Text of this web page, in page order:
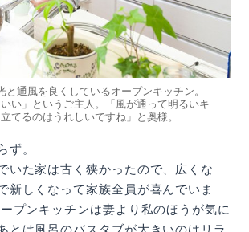
と通風を良くしているオープンキッチン。
いい」というご主人。「風が通って明るいキ
てるのはうれしいですね」と奥様。
ず。
いた家は古く狭かったので、広くな
新しくなって家族全員が喜んでいま
プンキッチンは妻より私のほうが気に